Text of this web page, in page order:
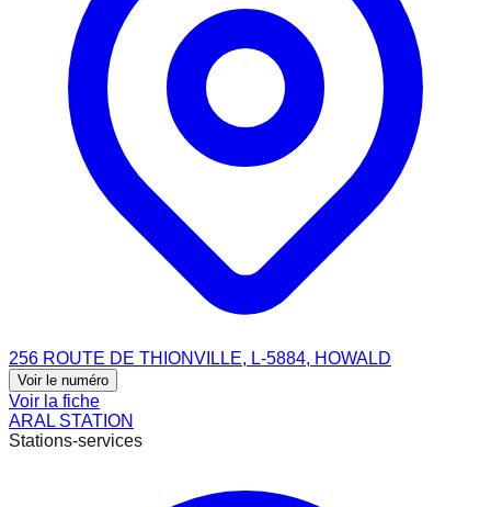
256 ROUTE DE THIONVILLE, L-5884, HOWALD
Voir le numéro
Voir la fiche
ARAL STATION
Stations-services